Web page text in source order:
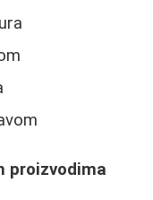
proizvodima